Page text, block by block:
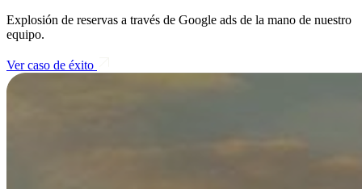
Explosión de reservas a través de Google ads de la mano de nuestro
equipo.
Ver caso de éxito